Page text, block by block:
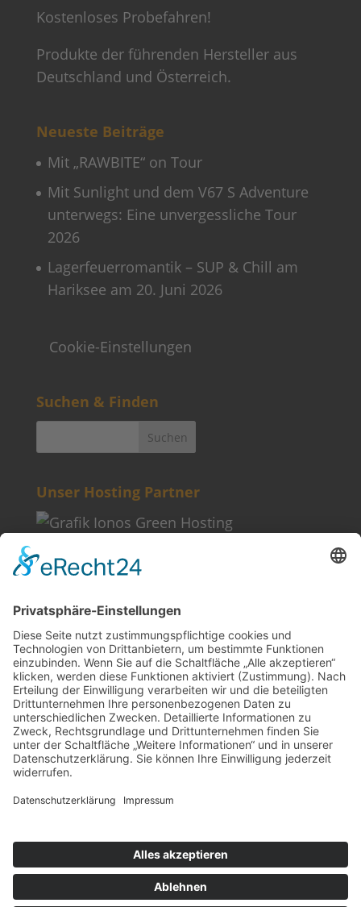
Kostenloses Probefahren!
Produkte der führenden Hersteller aus
Deutschland und Österreich.
Neueste Beiträge
Mit „RAWBITE“ on Tour
Mit Sunlight und dem V67 S Adventure
unterwegs: Eine unvergessliche Tour
2026
Lagerfeuerromantik – SUP & Chill am
Hariksee am 20. Juni 2026
Cookie-Einstellungen
Suchen & Finden
Unser Hosting Partner
Weitere Informationen
Kontakt
Newsletter
FAQ
Schlagworte
Datenschutz
Impressum
Copyright © 2022–2026 Paddeln macht